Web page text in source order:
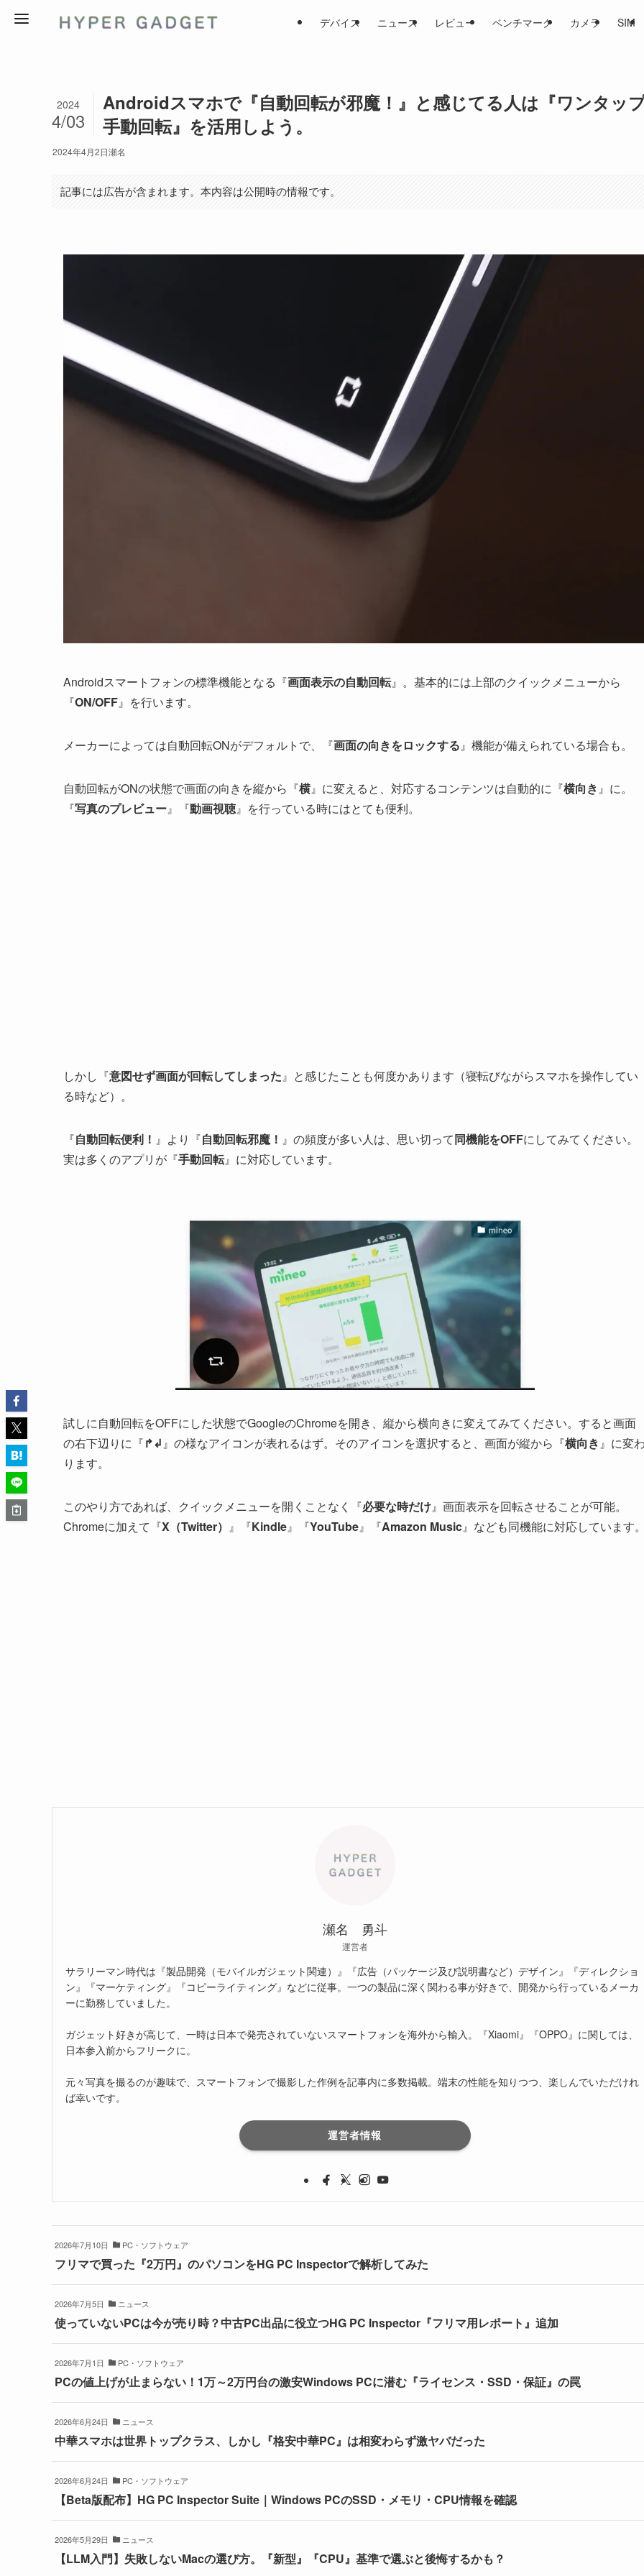
デバイス ニュース レビュー ベンチマーク カメラ SIM
Androidスマホで『自動回転が邪魔！』と感じてる人は『ワンタッ
手動回転』を活用しよう。
2024
4/03
2024年4月2日瀬名
記事には広告が含まれます。本内容は公開時の情報です。
Androidスマートフォンの標準機能となる『画面表示の自動回転』。基本的には上部のクイックメニューから
『ON/OFF』を行います。
メーカーによっては自動回転ONがデフォルトで、『画面の向きをロックする』機能が備えられている場合も。
自動回転がONの状態で画面の向きを縦から『横』に変えると、対応するコンテンツは自動的に『横向き』に。
『写真のプレビュー』『動画視聴』を行っている時にはとても便利。
しかし『意図せず画面が回転してしまった』と感じたことも何度かあります（寝転びながらスマホを操作してい
る時など）。
『自動回転便利！ 』より『自動回転邪魔！ 』の頻度が多い人は、思い切って同機能をOFFにしてみてください。
実は多くのアプリが『手動回転』に対応しています。
試しに自動回転をOFFにした状態でGoogleのChromeを開き、縦から横向きに変えてみてください。すると画面
の右下辺りに『↱↲』の様なアイコンが表れるはず。そのアイコンを選択すると、画面が縦から『横向き』に変
ります。
このやり方であれば、クイックメニューを開くことなく『必要な時だけ』画面表示を回転させることが可能。
Chromeに加えて『X（Twitter） 』『Kindle』『YouTube』『Amazon Music』なども同機能に対応しています
瀬名 勇斗
運営者
サラリーマン時代は『製品開発（モバイルガジェット関連）』『広告（パッケージ及び説明書など）デザイン』『ディレクショ
ン』『マーケティング』『コピーライティング』などに従事。一つの製品に深く関わる事が好きで、開発から行っているメーカ
ーに勤務していました。
ガジェット好きが高じて、一時は日本で発売されていないスマートフォンを海外から輸入。『Xiaomi』『OPPO』に関しては、
日本参入前からフリークに。
元々写真を撮るのが趣味で、スマートフォンで撮影した作例を記事内に多数掲載。端末の性能を知りつつ、楽しんでいただけれ
ば幸いです。
運営者情報
2026年7月10日 PC・ソフトウェア
フリマで買った『2万円』のパソコンをHG PC Inspectorで解析してみた
2026年7月5日 ニュース
使っていないPCは今が売り時？中古PC出品に役立つHG PC Inspector『フリマ用レポート』追加
2026年7月1日 PC・ソフトウェア
PCの値上げが止まらない！1万～2万円台の激安Windows PCに潜む『ライセンス・SSD・保証』の罠
2026年6月24日 ニュース
中華スマホは世界トップクラス、しかし『格安中華PC』は相変わらず激ヤバだった
2026年6月24日 PC・ソフトウェア
【Beta版配布】HG PC Inspector Suite｜Windows PCのSSD・メモリ・CPU情報を確認
2026年5月29日 ニュース
【LLM入門】失敗しないMacの選び方。『新型』『CPU』基準で選ぶと後悔するかも？